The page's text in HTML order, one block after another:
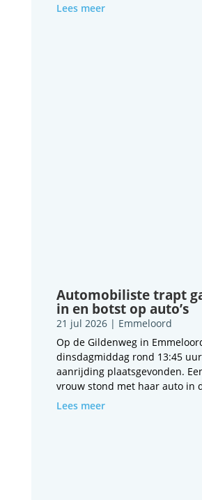
Lees meer
Automobiliste trapt
in en botst op auto’s
21 jul 2026| Emmeloord
Op de Gildenweg in
dinsdagmiddag rond 13:45
aanrijding plaatsgevonden.
vrouw stond met haar auto in
Lees meer